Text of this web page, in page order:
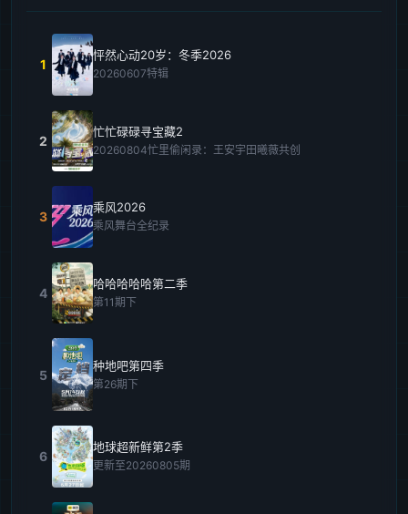
1
怦然心动20岁：冬季2026
20260607特辑
2
忙忙碌碌寻宝藏2
20260804忙里偷闲录：王安宇田曦薇共创
3
乘风2026
乘风舞台全纪录
4
哈哈哈哈哈第二季
第11期下
5
种地吧第四季
第26期下
6
地球超新鲜第2季
更新至20260805期